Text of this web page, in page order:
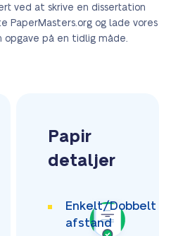
ved at skrive en dissertation
PaperMasters.org og lade vores
opgave på en tidlig måde.
Papir
detaljer
Enkelt/Dobbelt
afstand